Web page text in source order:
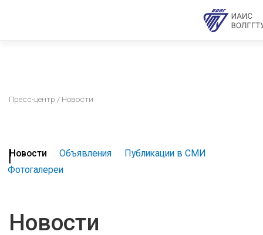
Пресс-центр / Новости
Новости Объявления
Публикации в СМИ
Фотогалереи
Новости